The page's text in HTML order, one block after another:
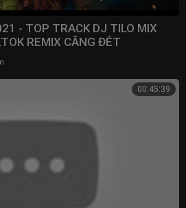
- TOP TRACK DJ TILO MIX
REMIX CĂNG ĐÉT
00:45:39